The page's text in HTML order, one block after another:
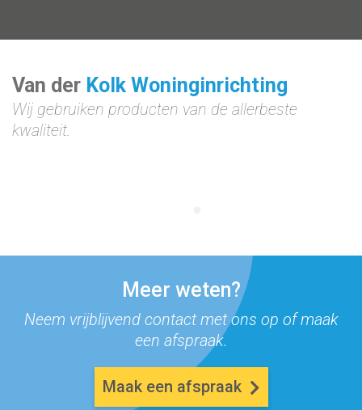
Van der Kolk Woninginrichting
Wij gebruiken producten van de allerbeste
kwaliteit.
Meer weten?
Neem vrijblijvend contact met ons op of maak
een afspraak.
Maak een afspraak